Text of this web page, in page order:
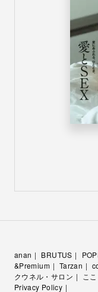
anan BRUTUS
&Premium
Tarzan
クウネル・サロン
こ
Privacy Policy